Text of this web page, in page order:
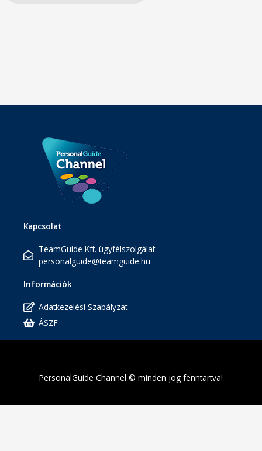
Kapcsolat
TeamGuide Kft. ügyfélszolgálat:
personalguide@teamguide.hu
Információk
Adatkezelési Szabályzat
ÁSZF
PersonalGuide Channel © minden jog fenntartva!